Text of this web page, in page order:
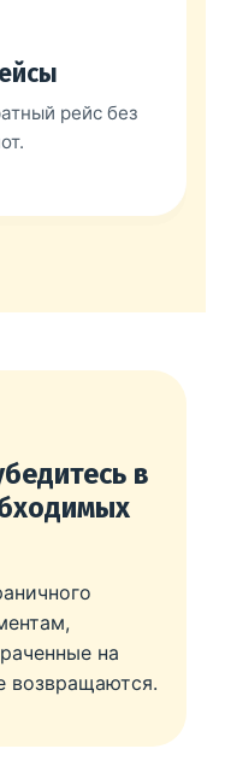
рейс без
в
на
возвращаются.